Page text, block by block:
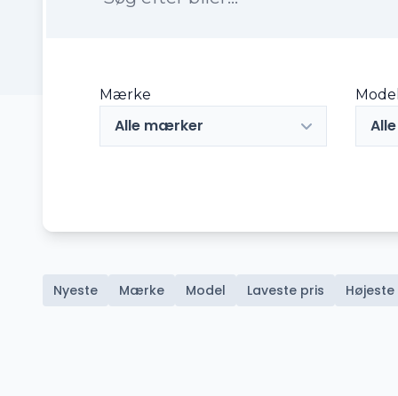
Mærke
Alle mærker
Nyeste Mærke Model Laveste pris